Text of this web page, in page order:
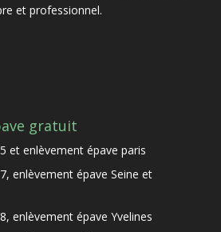
et professionnel.
gratuit
et enlèvement épave paris
enlèvement épave Seine et
enlèvement épave Yvelines